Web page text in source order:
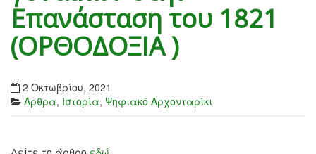
Επανάσταση του 1821
(ΟΡΘΟΔΟΞΙΑ )
2 Οκτωβρίου, 2021
Άρθρα, Ιστορία, Ψηφιακό Αρχονταρίκι